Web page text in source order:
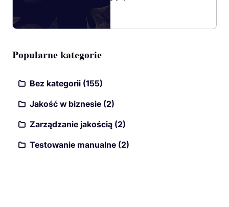
Popularne kategorie
Bez kategorii (155)
Jakość w biznesie (2)
Zarządzanie jakością (2)
Testowanie manualne (2)